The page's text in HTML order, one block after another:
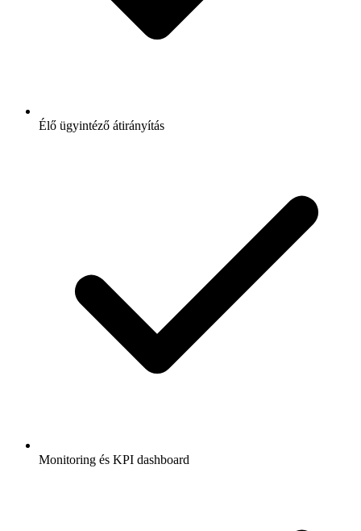
Élő ügyintéző átirányítás
Monitoring és KPI dashboard